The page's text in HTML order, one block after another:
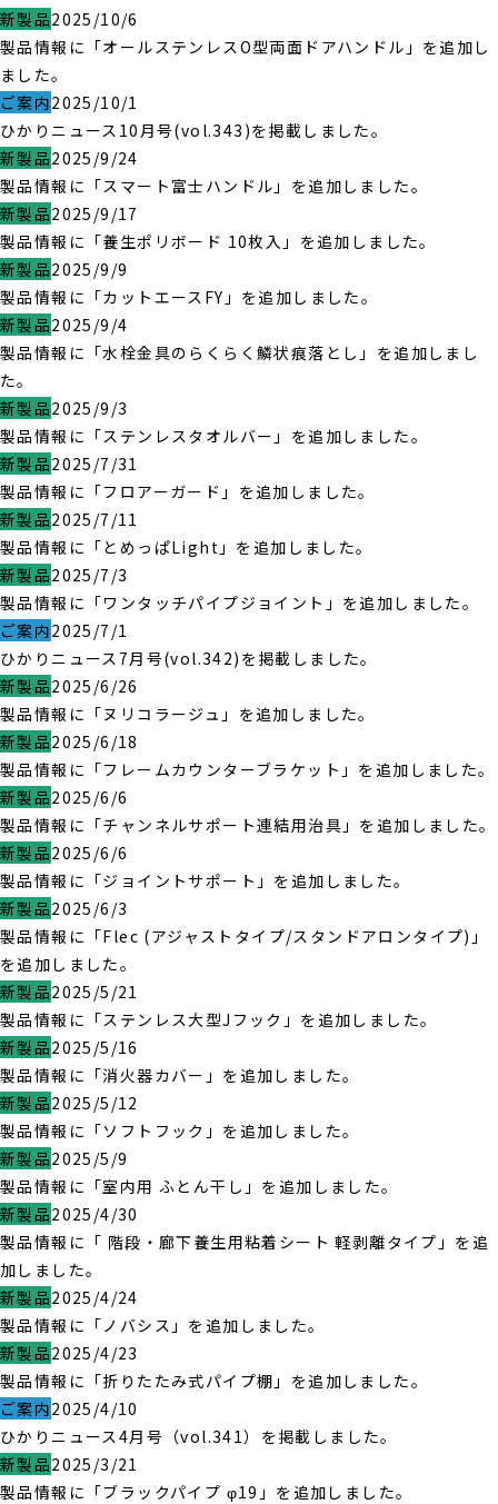
新製品2025/10/6
製品情報に「オールステンレスO型両面ドアハンドル」を追加し
ました。
ご案内2025/10/1
ひかりニュース10月号(vol.343)を掲載しました。
新製品2025/9/24
製品情報に「スマート富士ハンドル」を追加しました。
新製品2025/9/17
製品情報に「養生ポリボード 10枚入」を追加しました。
新製品2025/9/9
製品情報に「カットエースFY」を追加しました。
新製品2025/9/4
製品情報に「水栓金具のらくらく鱗状痕落とし」を追加しまし
た。
新製品2025/9/3
製品情報に「ステンレスタオルバー」を追加しました。
新製品2025/7/31
製品情報に「フロアーガード」を追加しました。
新製品2025/7/11
製品情報に「とめっぱLight」を追加しました。
新製品2025/7/3
製品情報に「ワンタッチパイプジョイント」を追加しました。
ご案内2025/7/1
ひかりニュース7月号(vol.342)を掲載しました。
新製品2025/6/26
製品情報に「ヌリコラージュ」を追加しました。
新製品2025/6/18
製品情報に「フレームカウンターブラケット」を追加しました。
新製品2025/6/6
製品情報に「チャンネルサポート連結用治具」を追加しました。
新製品2025/6/6
製品情報に「ジョイントサポート」を追加しました。
新製品2025/6/3
製品情報に「Flec (アジャストタイプ/スタンドアロンタイプ)」
を追加しました。
新製品2025/5/21
製品情報に「ステンレス大型Jフック」を追加しました。
新製品2025/5/16
製品情報に「消火器カバー」を追加しました。
新製品2025/5/12
製品情報に「ソフトフック」を追加しました。
新製品2025/5/9
製品情報に「室内用 ふとん干し」を追加しました。
新製品2025/4/30
製品情報に「 階段・廊下養生用粘着シート 軽剥離タイプ」を追
加しました。
新製品2025/4/24
製品情報に「ノバシス」を追加しました。
新製品2025/4/23
製品情報に「折りたたみ式パイプ棚」を追加しました。
ご案内2025/4/10
ひかりニュース4月号（vol.341）を掲載しました。
新製品2025/3/21
製品情報に「ブラックパイプ φ19」を追加しました。